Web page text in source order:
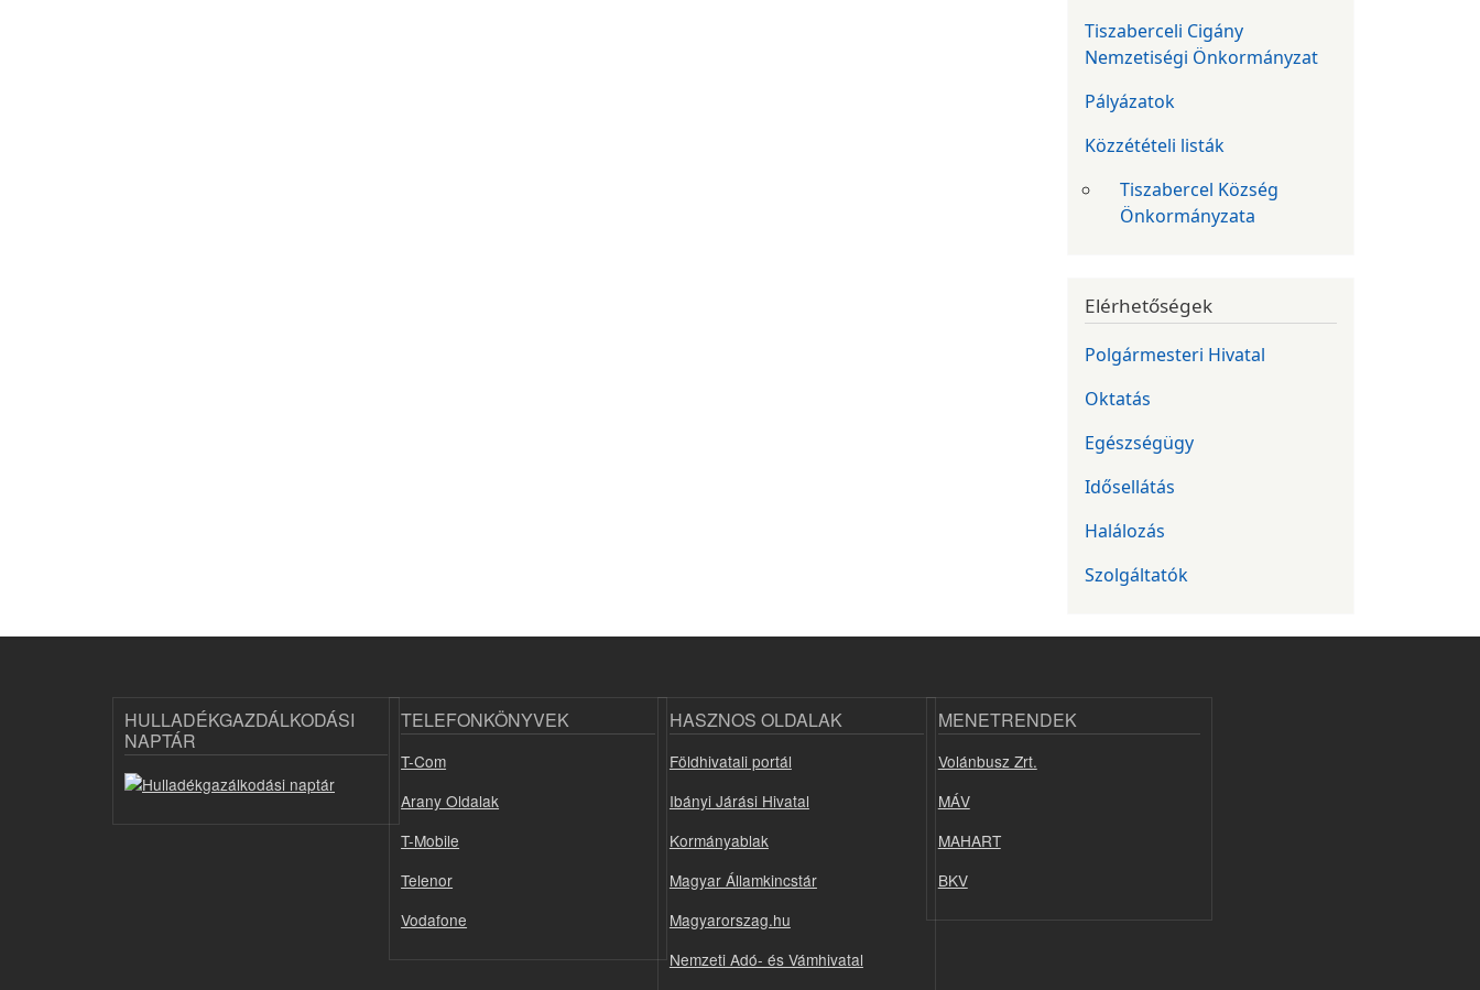
Tiszaberceli Cigány
Nemzetiségi Önkormányzat
Pályázatok
Közzétételi listák
Tiszabercel Község
Önkormányzata
Elérhetőségek
Polgármesteri Hivatal
Oktatás
Egészségügy
Idősellátás
Halálozás
Szolgáltatók
HULLADÉKGAZDÁLKODÁSI
NAPTÁR
TELEFONKÖNYVEK
T-Com
Arany Oldalak
T-Mobile
Telenor
Vodafone
HASZNOS OLDALAK
Földhivatali portál
Ibányi Járási Hivatal
Kormányablak
Magyar Államkincstár
Magyarorszag.hu
Nemzeti Adó- és Vámhivatal
MENETRENDEK
Volánbusz Zrt.
MÁV
MAHART
BKV